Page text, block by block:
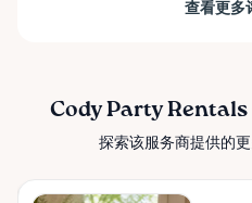
查看更多
Cody Party
探索该服务商提供的